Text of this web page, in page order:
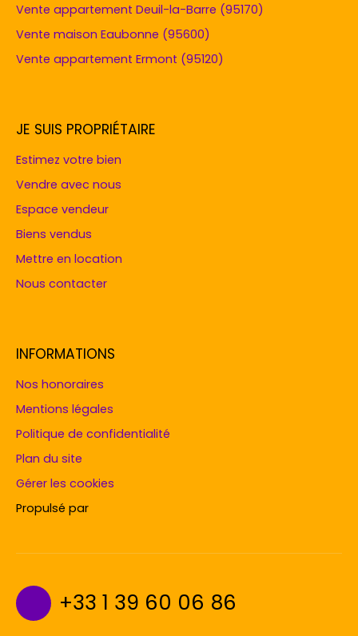
Vente appartement Deuil-la-Barre (95170)
Vente maison Eaubonne (95600)
Vente appartement Ermont (95120)
JE SUIS PROPRIÉTAIRE
Estimez votre bien
Vendre avec nous
Espace vendeur
Biens vendus
Mettre en location
Nous contacter
INFORMATIONS
Nos honoraires
Mentions légales
Politique de confidentialité
Plan du site
Gérer les cookies
Propulsé par
+33 1 39 60 06 86